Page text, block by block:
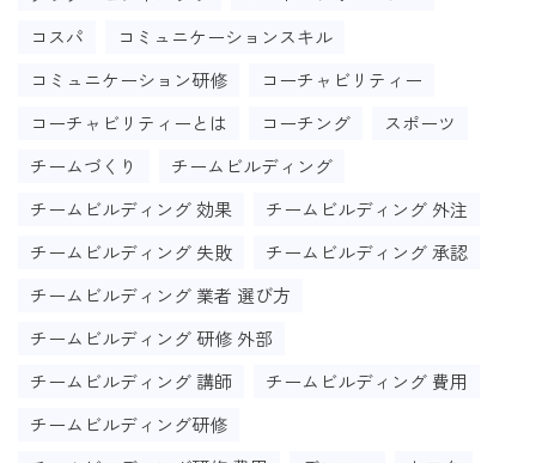
コスパ
コミュニケーションスキル
コミュニケーション研修
コーチャビリティー
コーチャビリティーとは
コーチング
スポーツ
チームづくり
チームビルディング
チームビルディング 効果
チームビルディング 外注
チームビルディング 失敗
チームビルディング 承認
チームビルディング 業者 選び方
チームビルディング 研修 外部
チームビルディング 講師
チームビルディング 費用
チームビルディング研修